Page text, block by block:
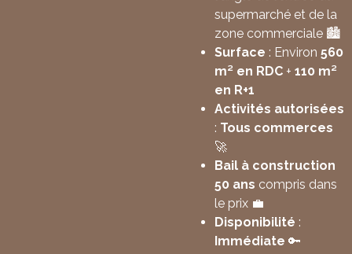
supermarché et de la
zone commerciale 🏙️
Surface : Environ 560
m² en RDC + 110 m²
en R+1
Activités autorisées
: Tous commerces
🚀
Bail à construction
50 ans compris dans
le prix 💼
Disponibilité :
Immédiate 🔑